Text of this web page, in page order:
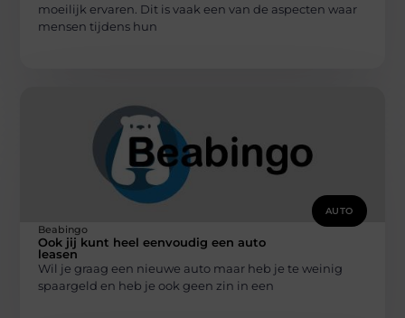
moeilijk ervaren. Dit is vaak een van de aspecten waar
mensen tijdens hun
AUTO
Beabingo
Ook jij kunt heel eenvoudig een auto
leasen
Wil je graag een nieuwe auto maar heb je te weinig
spaargeld en heb je ook geen zin in een